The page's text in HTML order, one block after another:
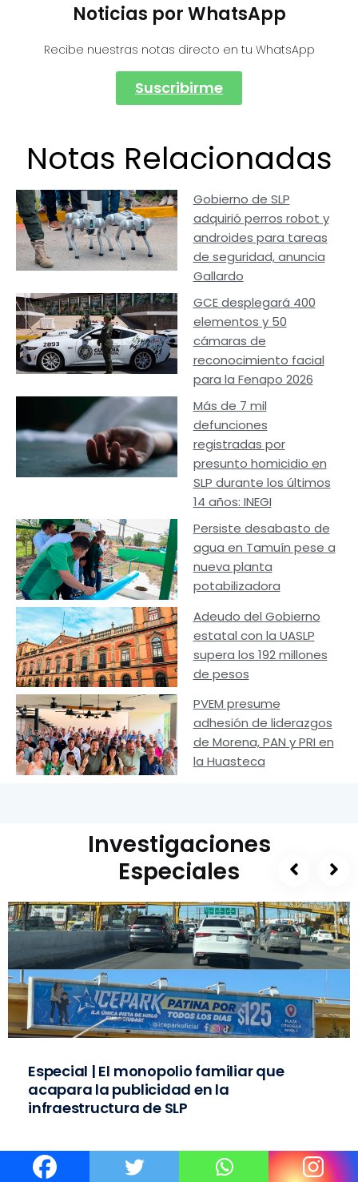
Noticias por WhatsApp
Recibe nuestras notas directo en tu WhatsApp
Suscribirme
Notas Relacionadas
Gobierno de SLP
adquirió perros robot y
androides para tareas
de seguridad, anuncia
Gallardo
GCE desplegará 400
elementos y 50
cámaras de
reconocimiento facial
para la Fenapo 2026
Más de 7 mil
defunciones
registradas por
presunto homicidio en
SLP durante los últimos
14 años: INEGI
Persiste desabasto de
agua en Tamuín pese a
nueva planta
potabilizadora
Adeudo del Gobierno
estatal con la UASLP
supera los 192 millones
de pesos
PVEM presume
adhesión de liderazgos
de Morena, PAN y PRI en
la Huasteca
Investigaciones
Especiales
Especial | El monopolio familiar que
acapara la publicidad en la
infraestructura de SLP